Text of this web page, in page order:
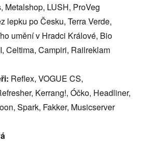
Metalshop, LUSH, ProVeg
lepku po Česku, Terra Verde,
umění v Hradci Králové, Bio
Celtima, Campiri, Railreklam
Reflex, VOGUE CS,
Kerrang!, Óčko, Headliner,
Spark, Fakker, Musicserver